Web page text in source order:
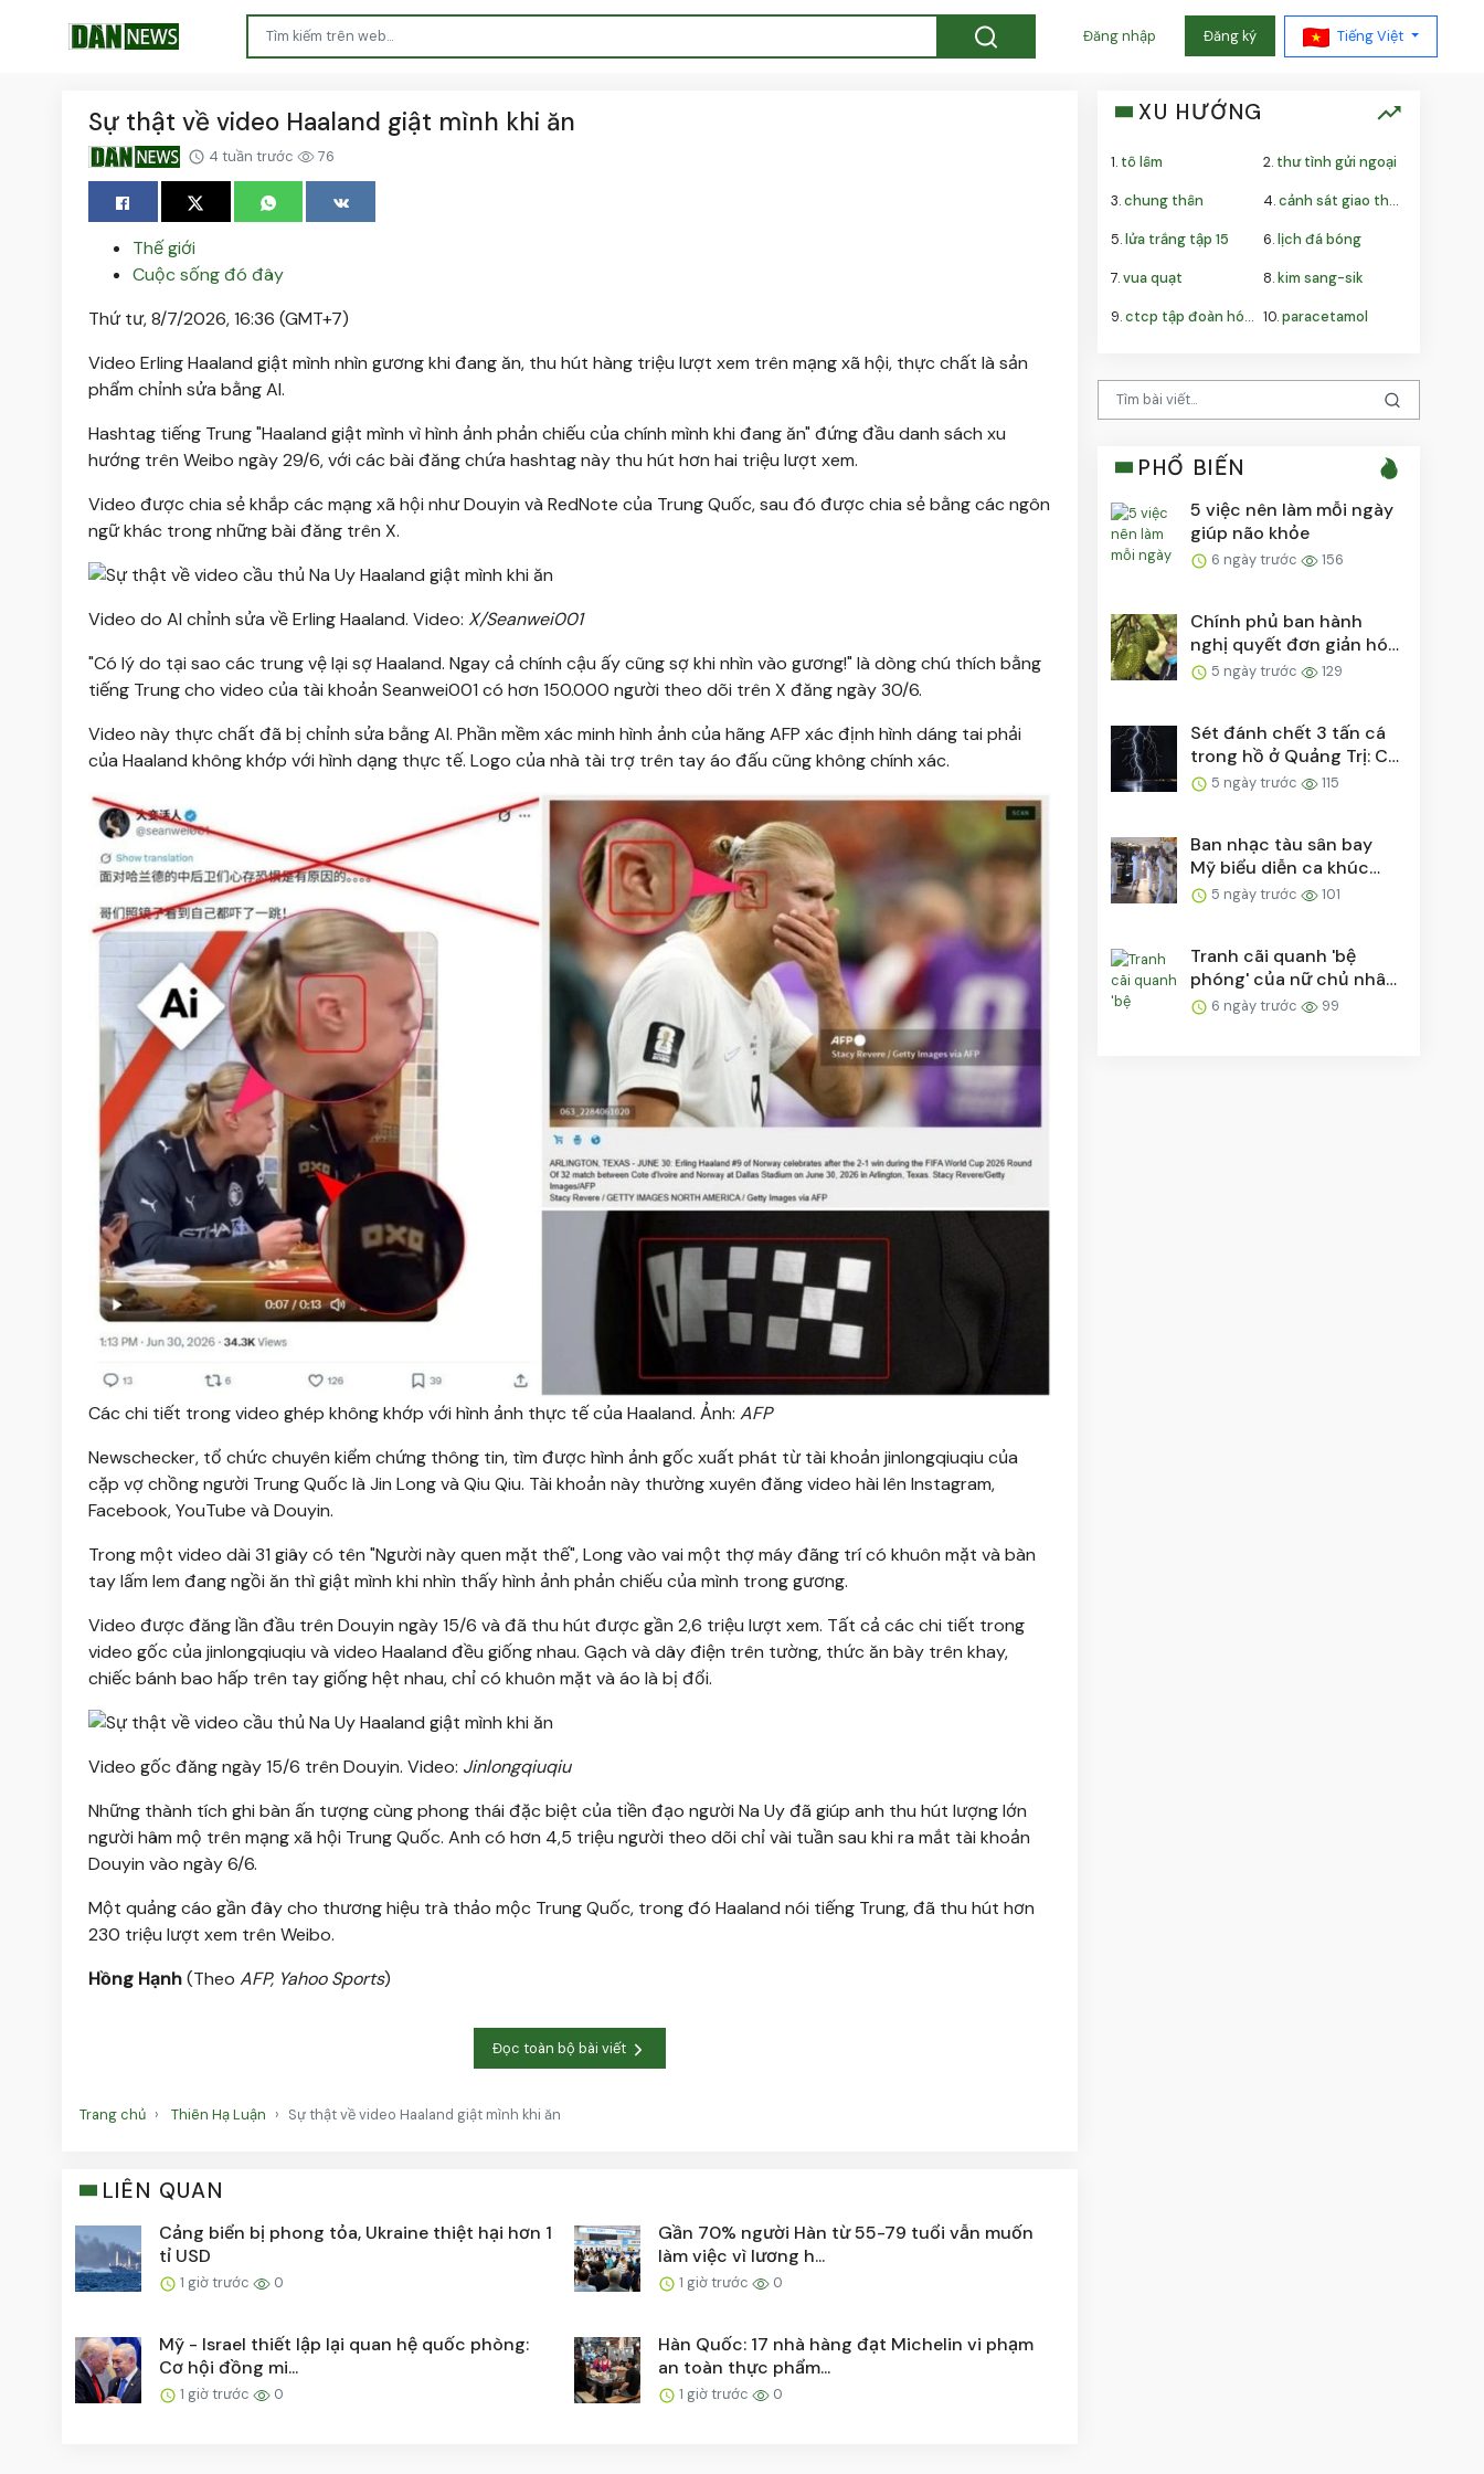
Đăng nhập Đăng ký Tiếng Việt
Sự thật về video Haaland giật mình khi ăn
4 tuần trước 76
Thế giới
Cuộc sống đó đây
Thứ tư, 8/7/2026, 16:36 (GMT+7)
Video Erling Haaland giật mình nhìn gương khi đang ăn, thu hút hàng triệu lượt xem trên mạng xã hội, thực chất là sản
phẩm chỉnh sửa bằng AI.
Hashtag tiếng Trung "Haaland giật mình vì hình ảnh phản chiếu của chính mình khi đang ăn" đứng đầu danh sách xu
hướng trên Weibo ngày 29/6, với các bài đăng chứa hashtag này thu hút hơn hai triệu lượt xem.
Video được chia sẻ khắp các mạng xã hội như Douyin và RedNote của Trung Quốc, sau đó được chia sẻ bằng các ngôn
ngữ khác trong những bài đăng trên X.
Video do AI chỉnh sửa về Erling Haaland. Video: X/Seanwei001
"Có lý do tại sao các trung vệ lại sợ Haaland. Ngay cả chính cậu ấy cũng sợ khi nhìn vào gương!" là dòng chú thích bằng
tiếng Trung cho video của tài khoản Seanwei001 có hơn 150.000 người theo dõi trên X đăng ngày 30/6.
Video này thực chất đã bị chỉnh sửa bằng AI. Phần mềm xác minh hình ảnh của hãng AFP xác định hình dáng tai phải
của Haaland không khớp với hình dạng thực tế. Logo của nhà tài trợ trên tay áo đấu cũng không chính xác.
Các chi tiết trong video ghép không khớp với hình ảnh thực tế của Haaland. Ảnh: AFP
Newschecker, tổ chức chuyên kiểm chứng thông tin, tìm được hình ảnh gốc xuất phát từ tài khoản jinlongqiuqiu của
cặp vợ chồng người Trung Quốc là Jin Long và Qiu Qiu. Tài khoản này thường xuyên đăng video hài lên Instagram,
Facebook, YouTube và Douyin.
Trong một video dài 31 giây có tên "Người này quen mặt thế", Long vào vai một thợ máy đãng trí có khuôn mặt và bàn
tay lấm lem đang ngồi ăn thì giật mình khi nhìn thấy hình ảnh phản chiếu của mình trong gương.
Video được đăng lần đầu trên Douyin ngày 15/6 và đã thu hút được gần 2,6 triệu lượt xem. Tất cả các chi tiết trong
video gốc của jinlongqiuqiu và video Haaland đều giống nhau. Gạch và dây điện trên tường, thức ăn bày trên khay,
chiếc bánh bao hấp trên tay giống hệt nhau, chỉ có khuôn mặt và áo là bị đổi.
Video gốc đăng ngày 15/6 trên Douyin. Video: Jinlongqiuqiu
Những thành tích ghi bàn ấn tượng cùng phong thái đặc biệt của tiền đạo người Na Uy đã giúp anh thu hút lượng lớn
người hâm mộ trên mạng xã hội Trung Quốc. Anh có hơn 4,5 triệu người theo dõi chỉ vài tuần sau khi ra mắt tài khoản
Douyin vào ngày 6/6.
Một quảng cáo gần đây cho thương hiệu trà thảo mộc Trung Quốc, trong đó Haaland nói tiếng Trung, đã thu hút hơn
230 triệu lượt xem trên Weibo.
Hồng Hạnh(Theo AFP, Yahoo Sports)
Đọc toàn bộ bài viết
Trang chủ Thiên Hạ Luận Sự thật về video Haaland giật mình khi ăn
LIÊN QUAN
Cảng biển bị phong tỏa, Ukraine thiệt hại hơn 1
tỉ USD
1 giờ trước 0
Gần 70% người Hàn từ 55-79 tuổi vẫn muốn
làm việc vì lương h...
1 giờ trước 0
Mỹ - Israel thiết lập lại quan hệ quốc phòng:
Cơ hội đồng mi...
1 giờ trước 0
Hàn Quốc: 17 nhà hàng đạt Michelin vi phạm
an toàn thực phẩm...
1 giờ trước 0
XU HƯỚNG
1. tô lâm 2. thư tình gửi ngoại
3.chung thân 4.cảnh sát giao thông
5.lửa trắng tập 15 6.lịch đá bóng
7.vua quạt 8.kim sang-sik
9.ctcp tập đoàn hóa chất đức giang 10.paracetamol
PHỔ BIẾN
5 việc nên làm mỗi ngày
giúp não khỏe
6 ngày trước 156
Chính phủ ban hành
nghị quyết đơn giản hóa
thủ tục cấp mã số...
5 ngày trước 129
Sét đánh chết 3 tấn cá
trong hồ ở Quảng Trị: Có
thể sét đánh...
5 ngày trước 115
Ban nhạc tàu sân bay
Mỹ biểu diễn ca khúc
'Việt Nam ơi' bên ...
5 ngày trước 101
Tranh cãi quanh 'bệ
phóng' của nữ chủ nhân
giải Fields
6 ngày trước 99